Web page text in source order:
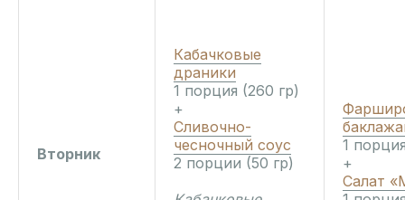
Вторник
Кабачковые
драники
1 порция (260 гр)
+
Сливочно-
чесночный соус
2 порции (50 гр)
1
+
Салат